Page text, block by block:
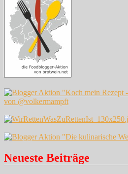
Neueste Beiträge